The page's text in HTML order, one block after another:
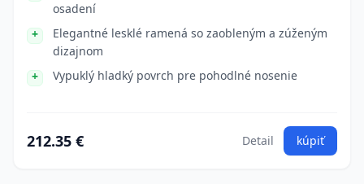
osadení
Elegantné lesklé ramená so zaobleným a zúženým
dizajnom
Vypuklý hladký povrch pre pohodlné nosenie
212.35 € Detail kúpiť